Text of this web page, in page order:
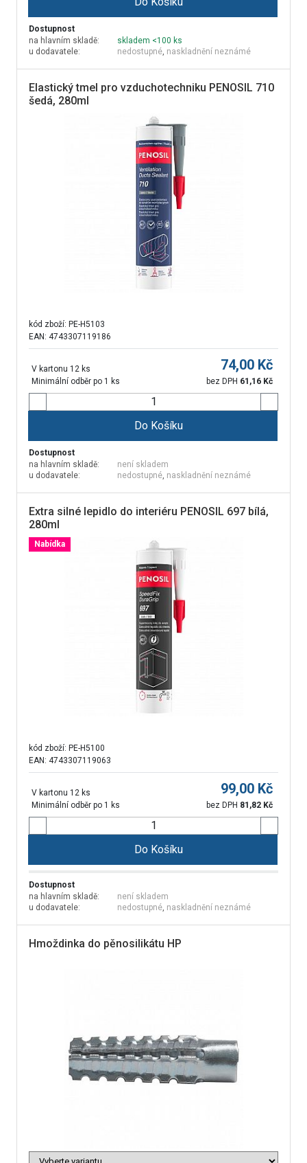
Dostupnost
na hlavním skladě:
skladem <100 ks
u dodavatele:
nedostupné, naskladnění neznámé
Elastický tmel pro vzduchotechniku PENOSIL 710
šedá, 280ml
kód zboží: PE-H5103
EAN: 4743307119186
V kartonu 12 ks
Minimální odběr po 1 ks
74,00 Kč
bez DPH 61,16 Kč
Do Košíku
Dostupnost
na hlavním skladě:
není skladem
u dodavatele:
nedostupné, naskladnění neznámé
Extra silné lepidlo do interiéru PENOSIL 697 bílá,
280ml
Nabídka
kód zboží: PE-H5100
EAN: 4743307119063
V kartonu 12 ks
Minimální odběr po 1 ks
99,00 Kč
bez DPH 81,82 Kč
Do Košíku
Dostupnost
na hlavním skladě:
není skladem
u dodavatele:
nedostupné, naskladnění neznámé
Hmoždinka do pěnosilikátu HP